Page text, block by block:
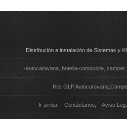
Distribución e instalación de Sistemas y
-autocaravana botella-composite camper
Kits GLP
Ir arriba Contáctanos Aviso